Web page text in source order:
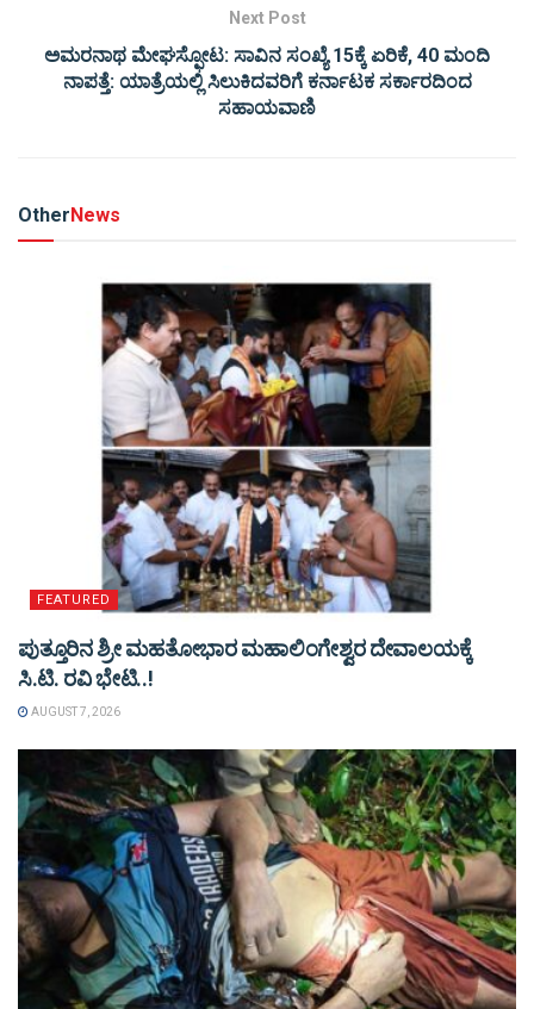
Next Post
ಅಮರನಾಥ ಮೇಘಸ್ಫೋಟ: ಸಾವಿನ ಸಂಖ್ಯೆ 15ಕ್ಕೆ ಏರಿಕೆ, 40 ಮಂದಿ
ನಾಪತ್ತೆ: ಯಾತ್ರೆಯಲ್ಲಿ ಸಿಲುಕಿದವರಿಗೆ ಕರ್ನಾಟಕ ಸರ್ಕಾರದಿಂದ
ಸಹಾಯವಾಣಿ
OtherNews
FEATURED
ಪುತ್ತೂರಿನ ಶ್ರೀ ಮಹತೋಭಾರ ಮಹಾಲಿಂಗೇಶ್ವರ ದೇವಾಲಯಕ್ಕೆ
ಸಿ.ಟಿ. ರವಿ ಭೇಟಿ..!
AUGUST 7, 2026